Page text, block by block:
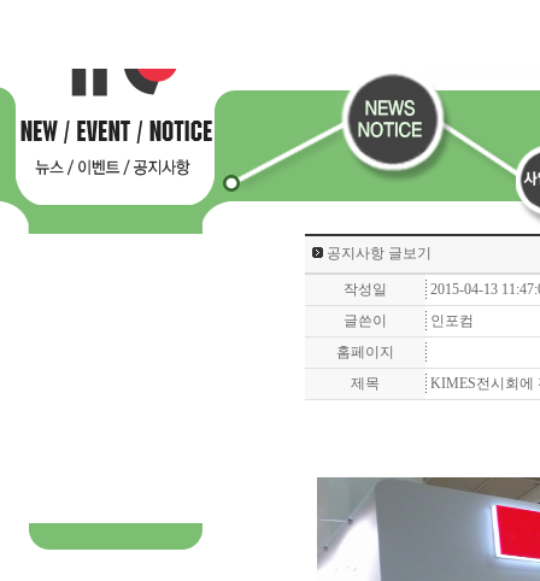
공지사항 글보기
작성일
2015-04-13
글쓴이
인포컴
홈페이지
제목
KIMES전시회에